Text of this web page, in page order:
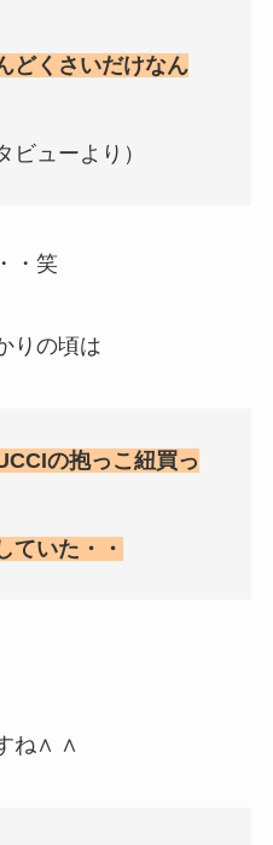
どくさいだけなん
ビューより）
・笑
りの頃は
の抱っこ紐買っ
ていた・・
ね∧ ∧